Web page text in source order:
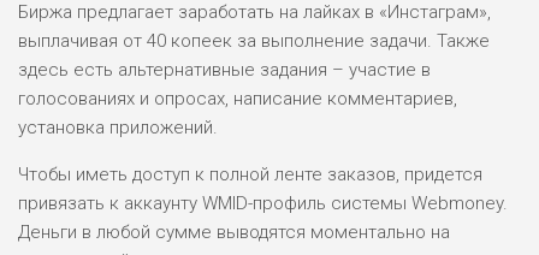
Биржа предлагает заработать на лайках в «Инстаграм»,
выплачивая от 40 копеек за выполнение задачи. Также
здесь есть альтернативные задания – участие в
голосованиях и опросах, написание комментариев,
установка приложений.
Чтобы иметь доступ к полной ленте заказов, придется
привязать к аккаунту WMID-профиль системы Webmoney.
Деньги в любой сумме выводятся моментально на